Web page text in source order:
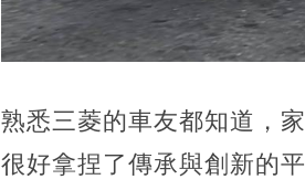
熟悉三菱的車友都知道，
很好拿捏了傳承與創新的